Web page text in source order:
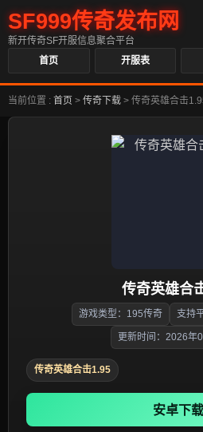
SF999传奇发布网
新开传奇SF开服信息聚合平台
首页
开服表
当前位置 : 首页 > 传奇下载 > 传奇英雄合击
传奇英雄合
游戏类型：195传奇 支持
更新时间：2026年
传奇英雄合击1.95
安卓下载